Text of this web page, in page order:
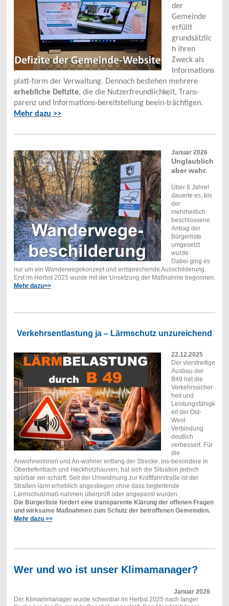
der
Gemeinde
erfüllt
grundsätzlic
h ihren
Zweck als
Informations
platt-form der Verwaltung. Dennoch bestehen mehrere
erhebliche Defizite, die die Nutzerfreundlichkeit, Trans-
parenz und Informations-bereitstellung beein-trächtigen.
Mehr dazu >>
Januar 2026
Unglaublich
aber wahr.
Über 8 Jahre!
dauerte es, bis
der
mehrheitlich
beschlossene
Antrag der
Bürgerliste
umgesetzt
wurde.
Dabei ging es
nur um ein Wanderwegekonzept und entsprechende Ausschilderung.
Erst im Herbst 2025 wurde mit der Unsetzung der Maßnahme begonnen.
Mehr dazu>>
Verkehrsentlastung ja – Lärmschutz unzureichend
22.12.2025
Der vierstreifige
Ausbau der
B49 hat die
Verkehrssicher
heit und
Leistungsfähigk
eit der Ost-
West-
Verbindung
deutlich
verbessert. Für
die
Anwohnerinnen und An-wohner entlang der Strecke, ins-besondere in
Obertiefenbach und Heckholzhausen, hat sich die Situation jedoch
spürbar ver-schärft. Seit der Umwidmung zur Kraftfahrstraße ist der
Straßen-lärm erheblich angestiegen ohne dass begleitende
Lärmschutzmaß-nahmen überprüft oder angepasst wurden.
Die Bürgerliste fordert eine transparente Klärung der offenen Fragen
und wirksame Maßnahmen zum Schutz der betroffenen Gemeinden.
Mehr dazu >>
Wer und wo ist unser Klimamanager?
Januar 2026
Der Klimammanager wurde scheinbar im Herbst 2025 nach langer